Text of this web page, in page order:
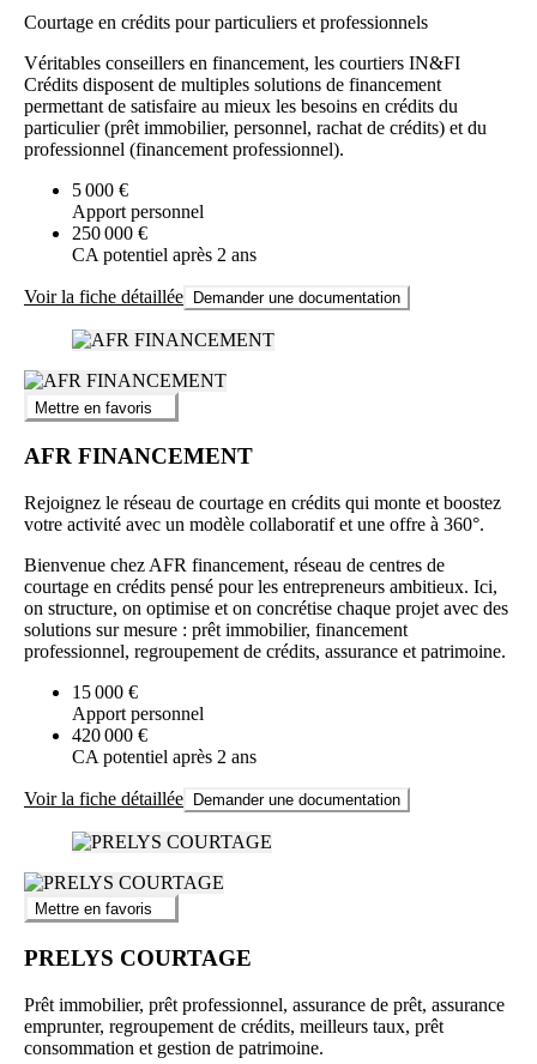
Courtage en crédits pour particuliers et professionnels
Véritables conseillers en financement, les courtiers IN&FI
Crédits disposent de multiples solutions de financement
permettant de satisfaire au mieux les besoins en crédits du
particulier (prêt immobilier, personnel, rachat de crédits) et du
professionnel (financement professionnel).
5 000 €
Apport personnel
250 000 €
CA potentiel après 2 ans
Voir la fiche détaillée Demander une documentation
Mettre en favoris
AFR FINANCEMENT
Rejoignez le réseau de courtage en crédits qui monte et boostez
votre activité avec un modèle collaboratif et une offre à 360°.
Bienvenue chez AFR financement, réseau de centres de
courtage en crédits pensé pour les entrepreneurs ambitieux. Ici,
on structure, on optimise et on concrétise chaque projet avec des
solutions sur mesure : prêt immobilier, financement
professionnel, regroupement de crédits, assurance et patrimoine.
15 000 €
Apport personnel
420 000 €
CA potentiel après 2 ans
Voir la fiche détaillée Demander une documentation
Mettre en favoris
PRELYS COURTAGE
Prêt immobilier, prêt professionnel, assurance de prêt, assurance
emprunter, regroupement de crédits, meilleurs taux, prêt
consommation et gestion de patrimoine.